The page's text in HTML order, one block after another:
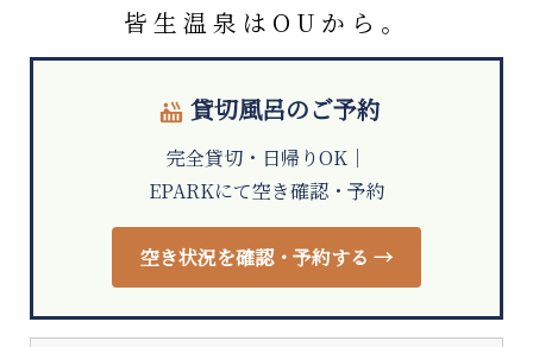
皆生温泉 は OUから。
hot_tub 貸切風呂のご予約
完全貸切・日帰りOK｜
EPARKにて空き確認・予約
空き状況を確認・予約する →